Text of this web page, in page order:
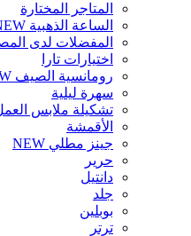
المتاجر المختارة
الساعة الذهبية
المفضلات لدى
اختيارات تارا
رومانسية الصيف
سهرة ليلية
تشكيلة ملابس
الأقمشة
جينز مطلي NEW
حرير
دانتيل
جلد
بوبلين
ترتر